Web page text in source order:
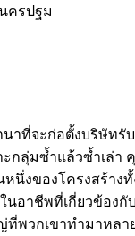
ครปฐม
ที่จะก่อตั้งบริษัท
ลุ่มซ้ำแล้วซ้ำเล่
นึ่งของโครงสร้
ในอาชีพที่เกี่ยวข้
พวกเขาทำมาหล